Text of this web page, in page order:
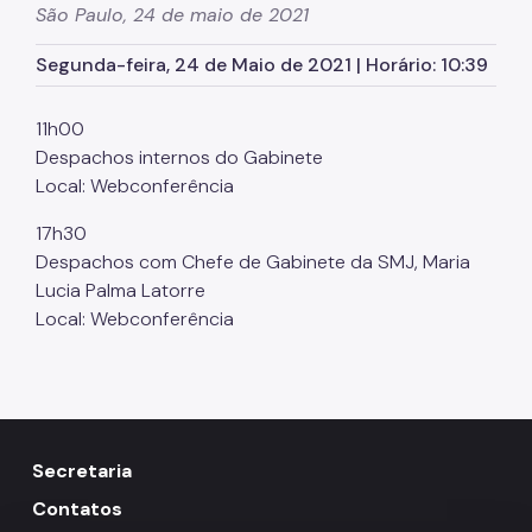
Órgãos colegiados da SMJ
Procuradoria Geral
Notícias
Fale Conosco
São Paulo, 24 de maio de 2021
Segunda-feira, 24 de Maio de 2021 | Horário: 10:39
11h00
Despachos internos do Gabinete
Local: Webconferência
17h30
Despachos com Chefe de Gabinete da SMJ, Maria
Lucia Palma Latorre
Local: Webconferência
Secretaria
Contatos